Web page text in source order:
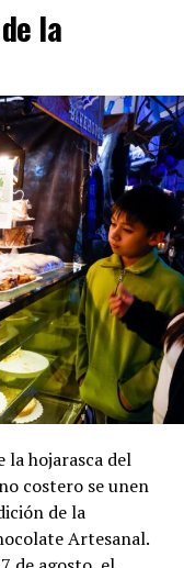
la
la hojarasca del
costero se unen
de la
Artesanal.